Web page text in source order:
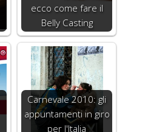
ecco come fare il
Belly Casting
Carnevale 2010: gli
appuntamenti in giro
per l'Italia